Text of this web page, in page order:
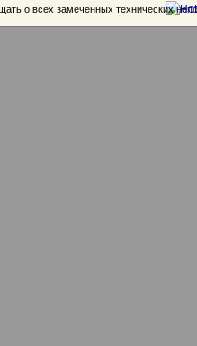
о всех замеченных технических